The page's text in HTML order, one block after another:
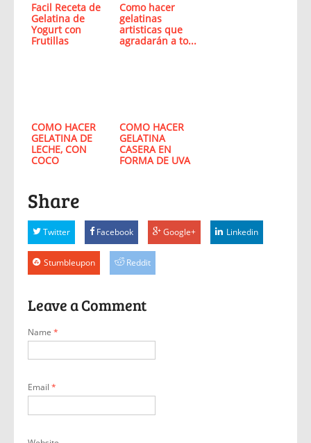
Facil Receta de
Gelatina de
Yogurt con
Frutillas
Como hacer
gelatinas
artisticas que
agradarán a to...
COMO HACER
GELATINA DE
LECHE, CON
COCO
COMO HACER
GELATINA
CASERA EN
FORMA DE UVA
Share
Twitter Facebook Google+ Linkedin
Stumbleupon Reddit
Leave a Comment
Name *
Email *